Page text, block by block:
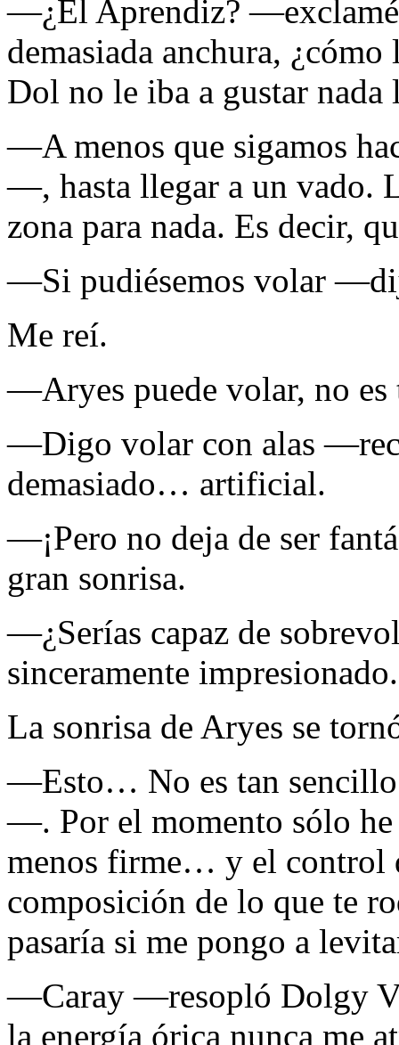
—¿El Aprendiz?
demasiada anchura,
Dol no le iba a gustar nada
—A menos que sigamos
—, hasta llegar a un vado.
zona para nada. Es decir,
—Si pudiésemos volar
Me reí.
—Aryes puede volar, no es
—Digo volar con alas
demasiado… artificial.
—¡Pero no deja de ser
gran sonrisa.
—¿Serías capaz de
sinceramente impresionado.
La sonrisa de Aryes se
—Esto… No es tan
—. Por el momento sólo he
menos firme… y el control
composición de lo que te
pasaría si me pongo a
—Caray —resopló Dolgy
la energía órica nunca me